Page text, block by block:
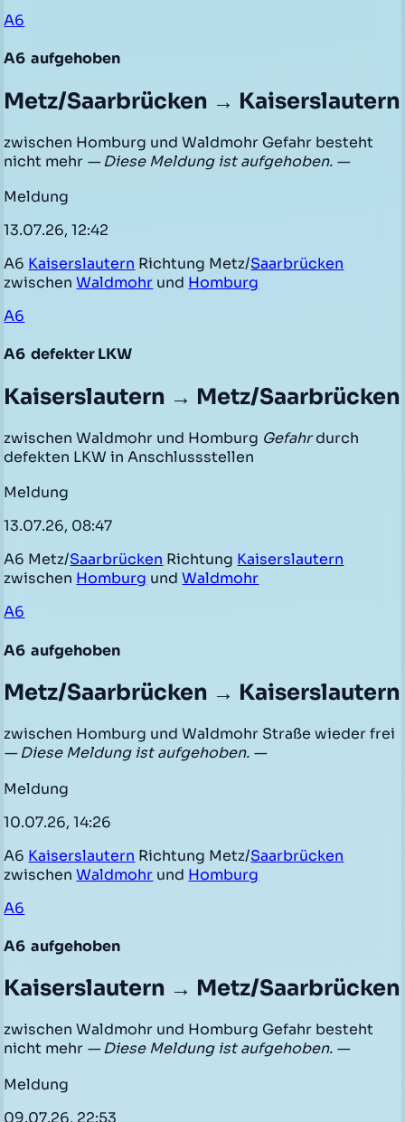
A6
A6 aufgehoben
Metz/Saarbrücken → Kaiserslautern
zwischen Homburg und Waldmohr Gefahr besteht
nicht mehr — Diese Meldung ist aufgehoben. —
Meldung
13.07.26, 12:42
A6 Kaiserslautern Richtung Metz/Saarbrücken
zwischenWaldmohr und Homburg
A6
A6 defekter LKW
Kaiserslautern → Metz/Saarbrücken
zwischen Waldmohr und Homburg Gefahrdurch
defekten LKW in Anschlussstellen
Meldung
13.07.26, 08:47
A6 Metz/Saarbrücken Richtung Kaiserslautern
zwischen Homburg undWaldmohr
A6
A6 aufgehoben
Metz/Saarbrücken → Kaiserslautern
zwischen Homburg und Waldmohr Straße wieder frei
— Diese Meldung ist aufgehoben. —
Meldung
10.07.26, 14:26
A6 Kaiserslautern Richtung Metz/Saarbrücken
zwischenWaldmohr und Homburg
A6
A6 aufgehoben
Kaiserslautern → Metz/Saarbrücken
zwischen Waldmohr und Homburg Gefahr besteht
nicht mehr — Diese Meldung ist aufgehoben. —
Meldung
09.07.26, 22:53